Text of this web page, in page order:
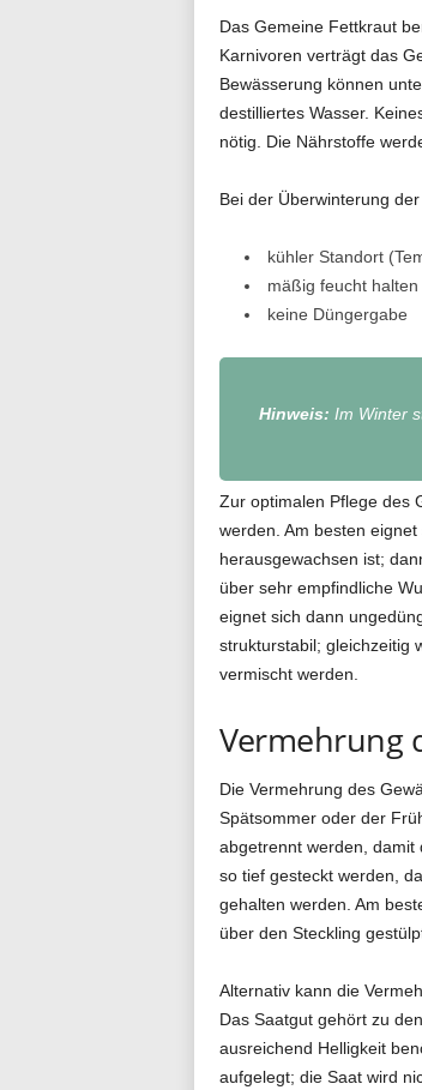
Das Gemeine Fettkraut
Karnivoren verträgt das
Bewässerung können
destilliertes Wasser.
nötig. Die Nährstoffe
Bei der Überwinterung
kühler Standort
mäßig feucht halten
keine Düngergabe
Hinweis: Im Winter
Zur optimalen Pflege des
werden. Am besten
herausgewachsen ist;
über sehr empfindliche
eignet sich dann
strukturstabil; gleichzeitig
vermischt werden.
Vermehrung
Die Vermehrung des
Spätsommer oder der
abgetrennt werden, damit
so tief gesteckt werden,
gehalten werden. Am
über den Steckling
Alternativ kann die
Das Saatgut gehört zu
ausreichend Helligkeit
aufgelegt; die Saat wird